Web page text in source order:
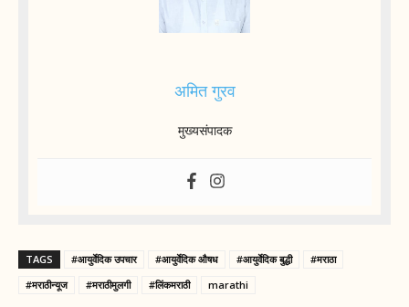
अमित गुरव
मुख्यसंपादक
TAGS #आयुर्वेदिक उपचार #आयुर्वेदिक औषध #आयुर्वेदिक बुद्धी
#मराठा
#मराठीन्यूज
#मराठीमुलगी #लिंकमराठी marathi